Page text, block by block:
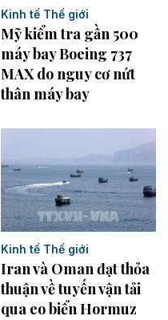
Kinh tế Thế giới
Mỹ kiểm tra gần 500
máy bay Boeing 737
MAX do nguy cơ nứt
thân máy bay
Kinh tế Thế giới
Iran và Oman đạt thỏa
thuận về tuyến vận tải
qua eo biển Hormuz